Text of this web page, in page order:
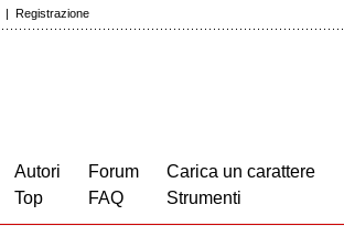
| Registrazione
Autori
Top
Forum
FAQ
Carica un carattere
Strumenti